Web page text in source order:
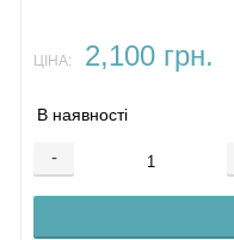
ЦІНА: 2,100 грн.
В наявності
-